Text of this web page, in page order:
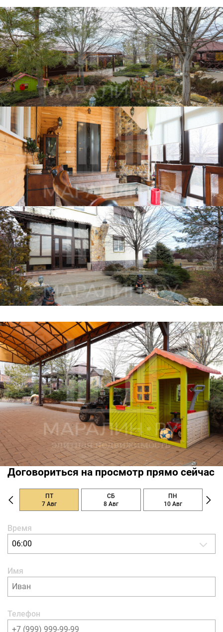
отдыха и гостевой зоной. Бассейн сезонный.
Отдельная котельная с оборудованием для бассейна.
Хороший подъезд, широкая жилая улица.
Домовладение подходит в качестве дома выходного
дня.
Договориться на просмотр прямо сейчас
ПТ
7 Авг
СБ
8 Авг
ПН
10 Авг
Время
06:00
Имя
Телефон